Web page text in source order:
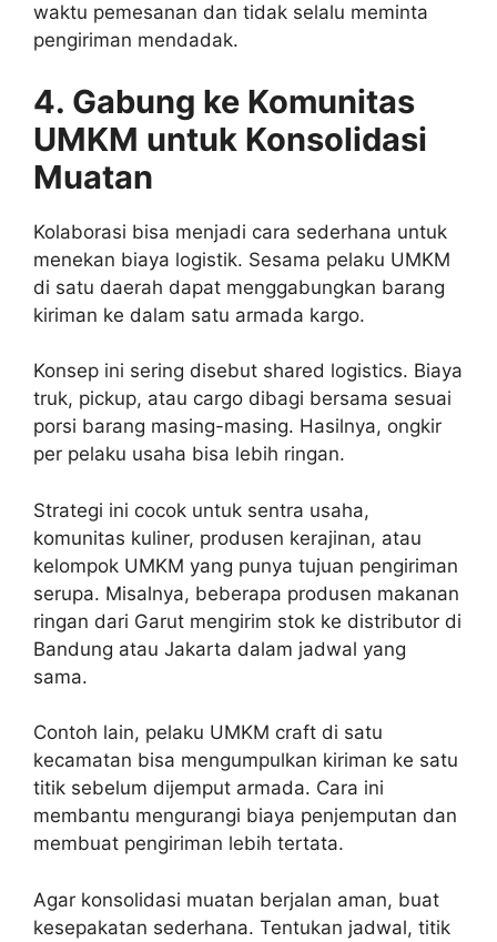
waktu pemesanan dan tidak selalu meminta
pengiriman mendadak.
4. Gabung ke Komunitas
UMKM untuk Konsolidasi
Muatan
Kolaborasi bisa menjadi cara sederhana untuk
menekan biaya logistik. Sesama pelaku UMKM
di satu daerah dapat menggabungkan barang
kiriman ke dalam satu armada kargo.
Konsep ini sering disebut shared logistics. Biaya
truk, pickup, atau cargo dibagi bersama sesuai
porsi barang masing-masing. Hasilnya, ongkir
per pelaku usaha bisa lebih ringan.
Strategi ini cocok untuk sentra usaha,
komunitas kuliner, produsen kerajinan, atau
kelompok UMKM yang punya tujuan pengiriman
serupa. Misalnya, beberapa produsen makanan
ringan dari Garut mengirim stok ke distributor di
Bandung atau Jakarta dalam jadwal yang
sama.
Contoh lain, pelaku UMKM craft di satu
kecamatan bisa mengumpulkan kiriman ke satu
titik sebelum dijemput armada. Cara ini
membantu mengurangi biaya penjemputan dan
membuat pengiriman lebih tertata.
Agar konsolidasi muatan berjalan aman, buat
kesepakatan sederhana. Tentukan jadwal, titik